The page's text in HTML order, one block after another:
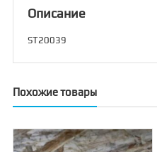
Описание
ST20039
Похожие товары